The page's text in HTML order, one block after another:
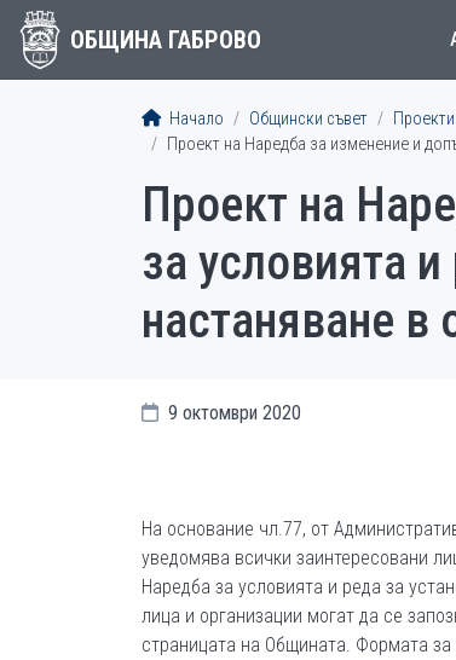
ОБЩИНА ГАБРОВО
Начало Общински съвет
Проект на Наредба за изменение и
Проект на
за условията
настаняване
9 октомври 2020
На основание чл.77, от
уведомява всички заинтересовани
Наредба за условията и реда за
лица и организации могат да се
страницата на Общината. Формата за